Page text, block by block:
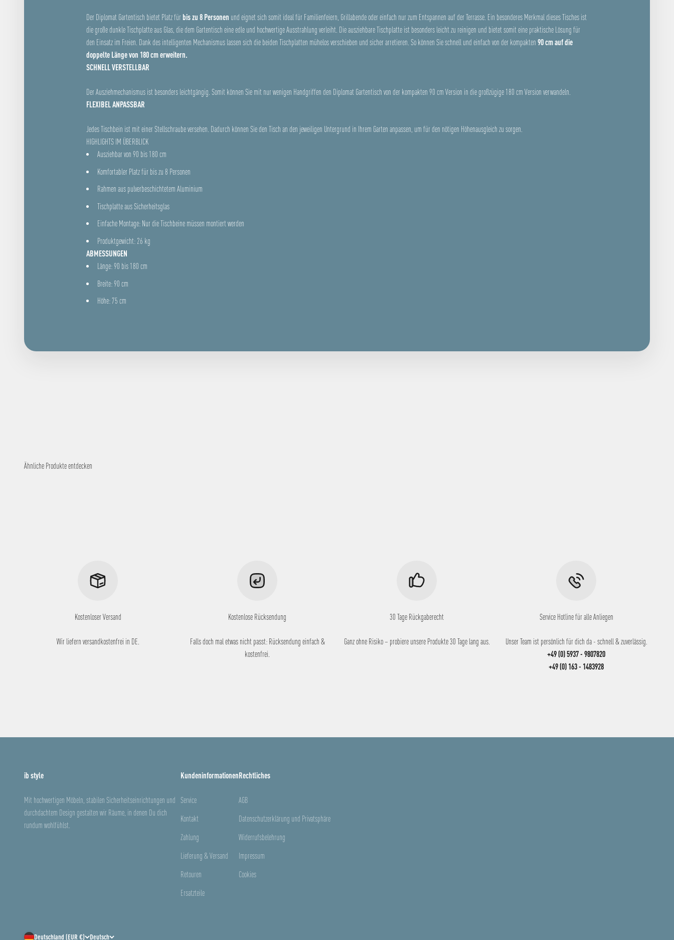
Der Diplomat Gartentisch bietet Platz fürbis zu 8 Personen und eignet sich somit ideal für Familienfeiern, Grillabende oder einfach nur zum Entspannen auf der Terrasse. Ein besonderes Merkmal dieses Tisches ist
die große dunkle Tischplatte aus Glas, die dem Gartentisch eine edle und hochwertige Ausstrahlung verleiht. Die ausziehbare Tischplatte ist besonders leicht zu reinigen und bietet somit eine praktische Lösung für
den Einsatz im Freien. Dank des intelligenten Mechanismus lassen sich die beiden Tischplatten mühelos verschieben und sicher arretieren. So können Sie schnell und einfach von der kompakten 90 cm auf die
doppelte Länge von 180 cm erweitern.
SCHNELL VERSTELLBAR
Der Ausziehmechanismus ist besonders leichtgängig. Somit können Sie mit nur wenigen Handgriffen den Diplomat Gartentisch von der kompakten 90 cm Version in die großzügige 180 cm Version verwandeln.
FLEXIBEL ANPASSBAR
Jedes Tischbein ist mit einer Stellschraube versehen. Dadurch können Sie den Tisch an den jeweiligen Untergrund in Ihrem Garten anpassen, um für den nötigen Höhenausgleich zu sorgen.
HIGHLIGHTS IM ÜBERBLICK
Ausziehbar von 90 bis 180 cm
Komfortabler Platz für bis zu 8 Personen
Rahmen aus pulverbeschichtetem Aluminium
Tischplatte aus Sicherheitsglas
Einfache Montage: Nur die Tischbeine müssen montiert werden
Produktgewicht: 26 kg
ABMESSUNGEN
Länge: 90 bis 180 cm
Breite: 90 cm
Höhe: 75 cm
Kostenloser Versand
Wir liefern versandkostenfrei in DE.
Kostenlose Rücksendung
Falls doch mal etwas nicht passt: Rücksendung einfach &
kostenfrei.
30 Tage Rückgaberecht
Ganz ohne Risiko – probiere unsere Produkte 30 Tage lang aus.
Service Hotline für alle Anliegen
Unser Team ist persönlich für dich da - schnell & zuverlässig.
+49 (0) 5937 - 9807820
+49 (0) 163 - 1483928
ib style
Mit hochwertigen Möbeln, stabilen Sicherheitseinrichtungen und
durchdachtem Design gestalten wir Räume, in denen Du dich
rundum wohlfühlst.
Kundeninformationen
Service
Kontakt
Zahlung
Lieferung & Versand
Retouren
Ersatzteile
Rechtliches
AGB
Datenschutzerklärung und Privatsphäre
Widerrufsbelehrung
Impressum
Cookies
Deutschland (EUR €) Deutsch